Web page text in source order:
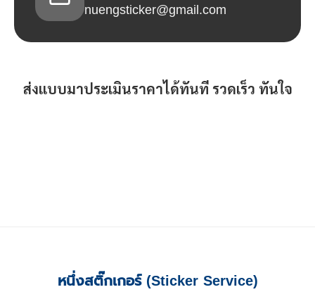
nuengsticker@gmail.com
ส่งแบบมาประเมินราคาได้ทันที รวดเร็ว ทันใจ
หนึ่งสติ๊กเกอร์ (Sticker Service)